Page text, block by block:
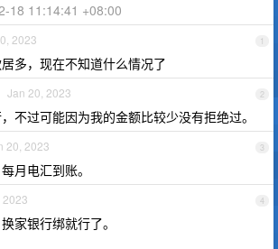
18 11:14:41 +08:00
1
2023
多，现在不知道什么情况了
2
Jan 20, 2023
不过可能因为我的金额比较少没有拒绝过。
3
20, 2023
月电汇到账。
4
2023
家银行绑就行了。